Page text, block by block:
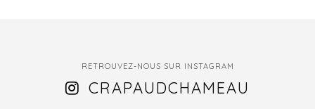
RETROUVEZ-NOUS SUR INSTAGRAM
CRAPAUDCHAMEAU